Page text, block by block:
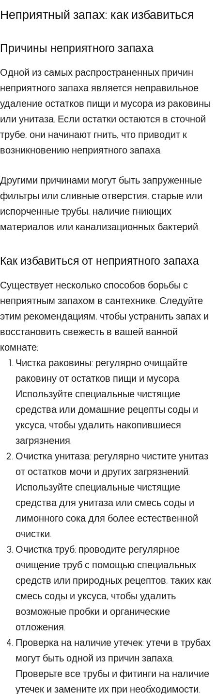
Неприятный запах: как избавиться
Причины неприятного запаха
Одной из самых распространенных причин
неприятного запаха является неправильное
удаление остатков пищи и мусора из раковины
или унитаза. Если остатки остаются в сточной
трубе, они начинают гнить, что приводит к
возникновению неприятного запаха.
Другими причинами могут быть запруженные
фильтры или сливные отверстия, старые или
испорченные трубы, наличие гниющих
материалов или канализационных бактерий.
Как избавиться от неприятного запаха
Существует несколько способов борьбы с
неприятным запахом в сантехнике. Следуйте
этим рекомендациям, чтобы устранить запах и
восстановить свежесть в вашей ванной
комнате:
Чистка раковины: регулярно очищайте
раковину от остатков пищи и мусора.
Используйте специальные чистящие
средства или домашние рецепты соды и
уксуса, чтобы удалить накопившиеся
загрязнения.
Очистка унитаза: регулярно чистите унитаз
от остатков мочи и других загрязнений.
Используйте специальные чистящие
средства для унитаза или смесь соды и
лимонного сока для более естественной
очистки.
Очистка труб: проводите регулярное
очищение труб с помощью специальных
средств или природных рецептов, таких как
смесь соды и уксуса, чтобы удалить
возможные пробки и органические
отложения.
Проверка на наличие утечек: утечи в трубах
могут быть одной из причин запаха.
Проверьте все трубы и фитинги на наличие
утечек и замените их при необходимости.